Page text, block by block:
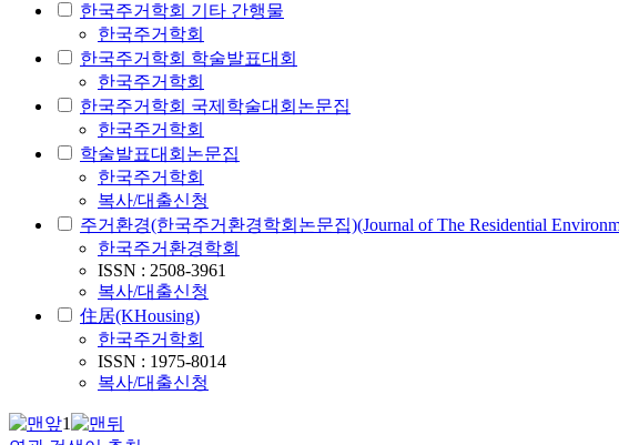
한국주거학회 기타 간행물
한국주거학회
한국주거학회 학술발표대회
한국주거학회
한국주거학회 국제학술대회논문집
한국주거학회
학술발표대회논문집
한국주거학회
복사/대출신청
주거환경(한국주거환경학회논문집)(Journal of The Residential
한국주거환경학회
ISSN : 2508-3961
복사/대출신청
住居(KHousing)
한국주거학회
ISSN : 1975-8014
복사/대출신청
1